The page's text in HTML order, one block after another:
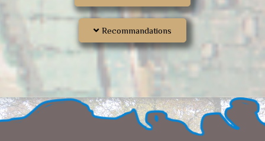
Recommandations